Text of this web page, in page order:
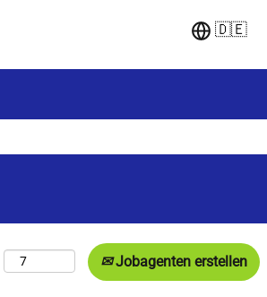
🇩🇪
Jobagenten erstellen